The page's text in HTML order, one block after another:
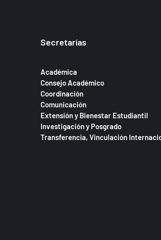
Secretarías
Académica
Consejo Académico
Coordinación
Comunicación
Extensión y Bienestar Estudiantil
Investigación y Posgrado
Transferencia, Vinculación